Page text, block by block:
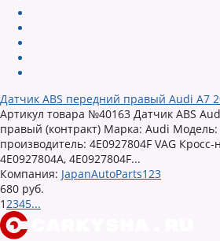
Датчик ABS передний правый Audi A7
Артикул товара №40163 Датчик ABS
правый (контракт) Марка: Audi
производитель: 4E0927804F VAG
4E0927804A, 4E0927804F...
Компания: JapanAutoParts123
680 руб.
1 2345...